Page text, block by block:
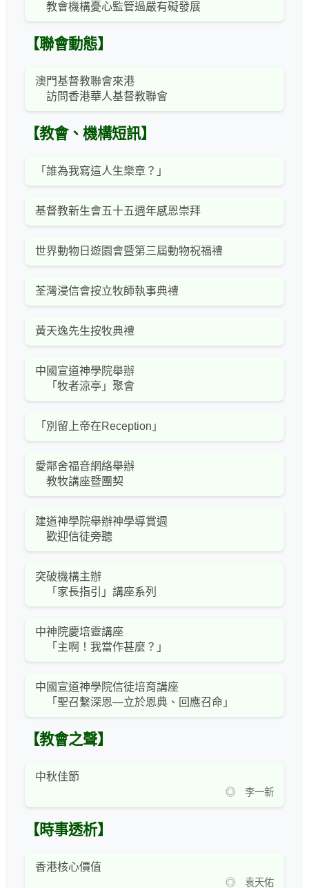
教會機構憂心監管過嚴有礙發展
【聯會動態】
澳門基督教聯會來港
訪問香港華人基督教聯會
【教會、機構短訊】
「誰為我寫這人生樂章？」
基督教新生會五十五週年感恩崇拜
世界動物日遊園會暨第三屆動物祝福禮
荃灣浸信會按立牧師執事典禮
黃天逸先生按牧典禮
中國宣道神學院舉辦
「牧者涼亭」聚會
「別留上帝在Reception」
愛鄰舍福音網絡舉辦
教牧講座暨團契
建道神學院舉辦神學導賞週
歡迎信徒旁聽
突破機構主辦
「家長指引」講座系列
中神院慶培靈講座
「主啊！我當作甚麼？」
中國宣道神學院信徒培育講座
「聖召繫深恩—立於恩典、回應召命」
【教會之聲】
中秋佳節
◎ 李一新
【時事透析】
香港核心價值
◎ 袁天佑